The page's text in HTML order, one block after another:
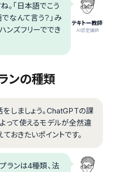
テキトー教師
.AI認定講師
。「日本語でこう
なんて言う？」み
ンズフリーででき
ンの種類
しましょう。ChatGPTの課
って使えるモデルが全然違
ておきたいポイントです。
ランは4種類、法